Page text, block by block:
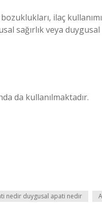
ilaç
sağırlık veya
da kullanılmaktadır.
nedir duygusal apati nedir